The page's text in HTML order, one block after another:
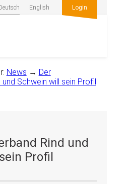
Deutsch English Login
News → Der
Schwein will sein Profil
Rind und
Profil